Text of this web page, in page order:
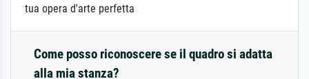
tua opera d'arte perfetta
Come posso riconoscere se il quadro si adatta
alla mia stanza?